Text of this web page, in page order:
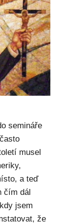
semináře
musel
a teď
čím dál
jsem
že